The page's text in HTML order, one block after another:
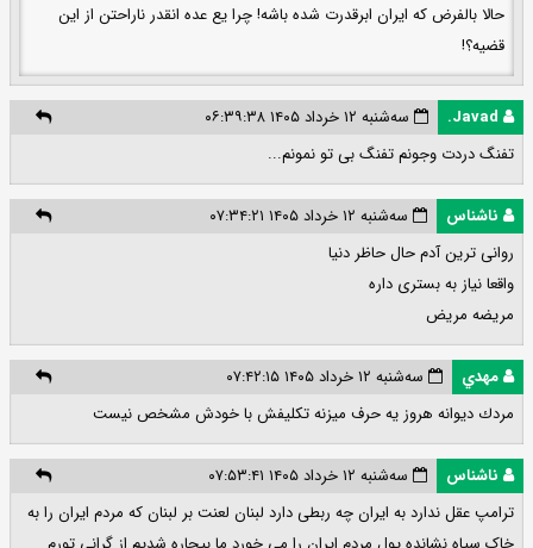
حالا بالفرض که ایران ابرقدرت شده باشه! چرا یع عده انقدر ناراحتن از این
قضیه؟!
سه‌شنبه ۱۲ خرداد ۱۴۰۵ ۰۶:۳۹:۳۸
تفنگ دردت وجونم تفنگ بی تو نمونم...
ناشناس
سه‌شنبه ۱۲ خرداد ۱۴۰۵ ۰۷:۳۴:۲۱
روانی ترین آدم حال حاظر دنیا
واقعا نیاز به بستری داره
مریضه مریض
مهدي
سه‌شنبه ۱۲ خرداد ۱۴۰۵ ۰۷:۴۲:۱۵
مردك ديوانه هروز يه حرف ميزنه تكليفش با خودش مشخص نيست
ناشناس
سه‌شنبه ۱۲ خرداد ۱۴۰۵ ۰۷:۵۳:۴۱
ترامپ عقل ندارد به ایران چه ربطی دارد لبنان لعنت بر لبنان که مردم ایران را به